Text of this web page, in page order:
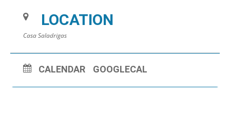
LOCATION
Casa Saladrigas
CALENDAR GOOGLECAL